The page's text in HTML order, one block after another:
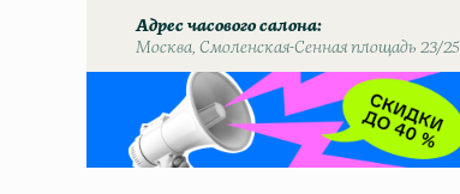
Адрес часового салона
Москва, Смоленская-Сенная площадь 23/25